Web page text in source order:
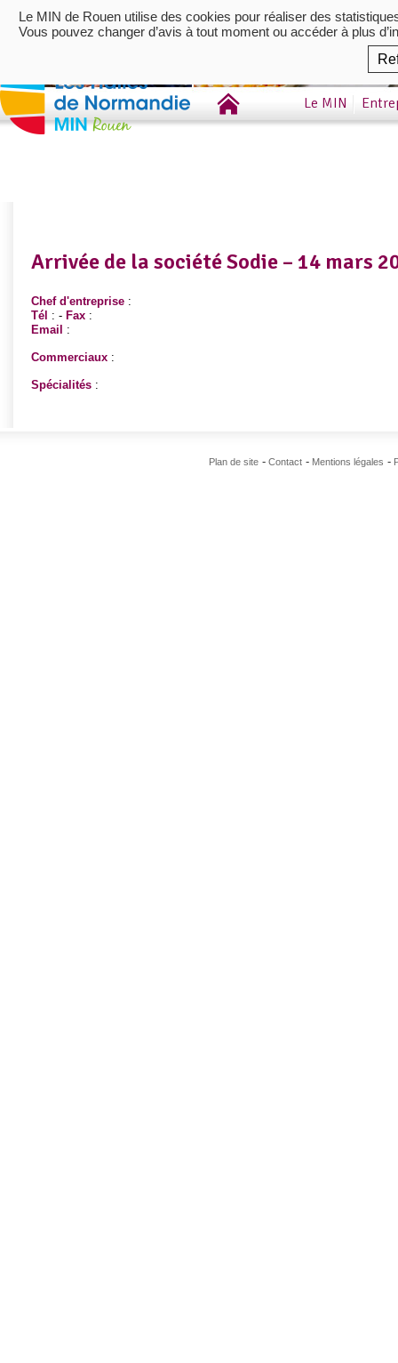
Le MIN
Arrivée de la société Sodie – 14 mars
Chef d'entreprise :
Tél : - Fax :
Email
:
Commerciaux :
Spécialités :
Plan de site Contact Mentions légales
Le MIN de Rouen utilise des cookies pour réaliser des
Vous pouvez changer d’avis à tout moment ou accéder à plus